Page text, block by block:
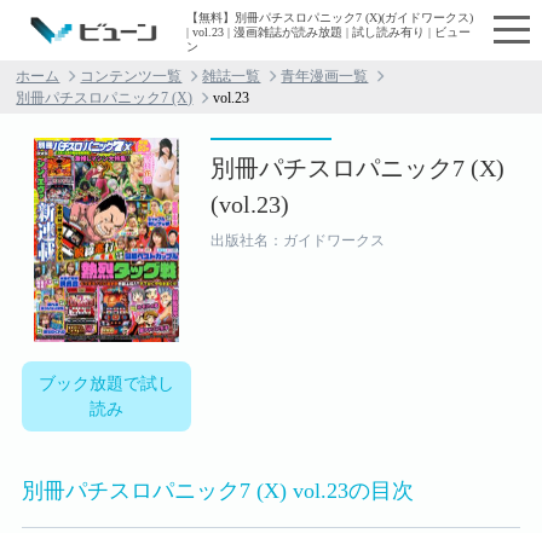
【無料】別冊パチスロパニック7 (X)(ガイドワークス)
| vol.23 | 漫画雑誌が読み放題 | 試し読み有り | ビュー
ン
ホーム コンテンツ一覧 雑誌一覧
青年漫画一覧
別冊パチスロパニック7 (X)
vol.23
ブック放題で試し
読み
別冊パチスロパニック7 (X)
(vol.23)
出版社名：ガイドワークス
別冊パチスロパニック7 (X) vol.23の目次